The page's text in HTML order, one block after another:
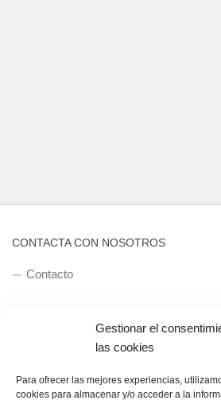
Gestionar el
las cookies
Para ofrecer las mejores experiencias,
cookies para almacenar y/o acceder a la
CONTACTA CON NOSOTROS
Contacto
QUIENES SOMOS